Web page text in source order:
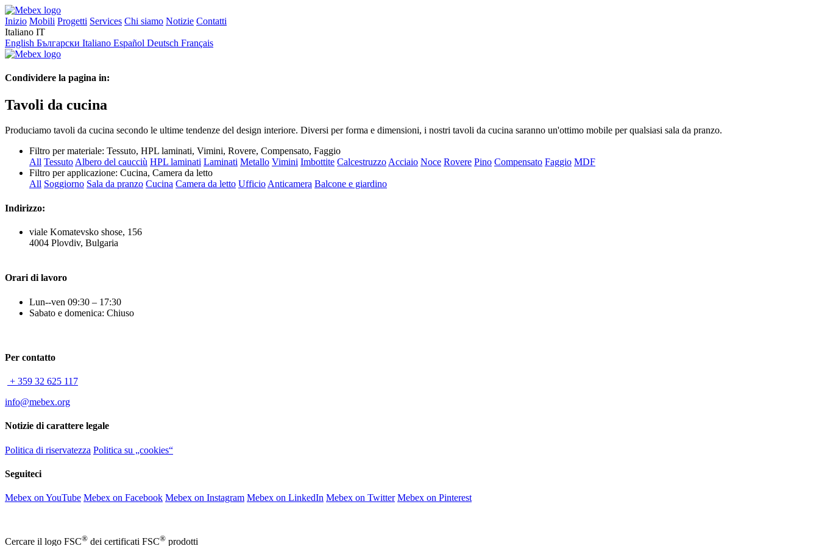
Inizio Mobili Progetti Services Chi siamo Notizie Contatti
Italiano IT
English Български Italiano Español Deutsch Français
Condividere la pagina in:
Tavoli da cucina
Produciamo tavoli da cucina secondo le ultime tendenze del design interiore. Diversi per forma e dimensioni, i nostri tavoli da cucina saranno un'ottimo mobile per qualsiasi sala da pranzo.
Filtro per materiale: Tessuto, HPL laminati, Vimini, Rovere, Compensato, Faggio
All TessutoAlbero del caucciù HPL laminati Laminati Metallo Vimini Imbottite CalcestruzzoAcciaio Noce Rovere Pino Compensato Faggio MDF
Filtro per applicazione: Cucina, Camera da letto
All Soggiorno Sala da pranzo Cucina Camera da letto UfficioAnticamera Balcone e giardino
Indirizzo:
viale Komatevsko shose, 156
4004 Plovdiv, Bulgaria
Orari di lavoro
Lun--ven 09:30 – 17:30
Sabato e domenica: Chiuso
Per contatto
+ 359 32 625 117
info@mebex.org
Notizie di carattere legale
Politica di riservatezza Politica su „cookies“
Seguiteci
Mebex on YouTube Mebex on Facebook Mebex on Instagram Mebex on LinkedIn Mebex on Twitter Mebex on Pinterest
Cercare il logo FSC® dei certificati FSC® prodotti